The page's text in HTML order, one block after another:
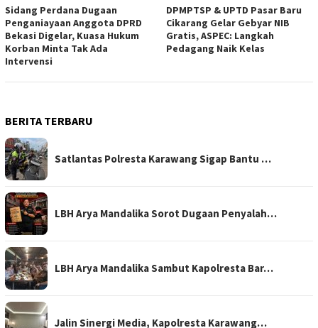
Sidang Perdana Dugaan
Penganiayaan Anggota DPRD
Bekasi Digelar, Kuasa Hukum
Korban Minta Tak Ada
Intervensi
DPMPTSP & UPTD Pasar Baru
Cikarang Gelar Gebyar NIB
Gratis, ASPEC: Langkah
Pedagang Naik Kelas
BERITA TERBARU
Satlantas Polresta Karawang Sigap Bantu …
LBH Arya Mandalika Sorot Dugaan Penyalah…
LBH Arya Mandalika Sambut Kapolresta Bar…
Jalin Sinergi Media, Kapolresta Karawang…